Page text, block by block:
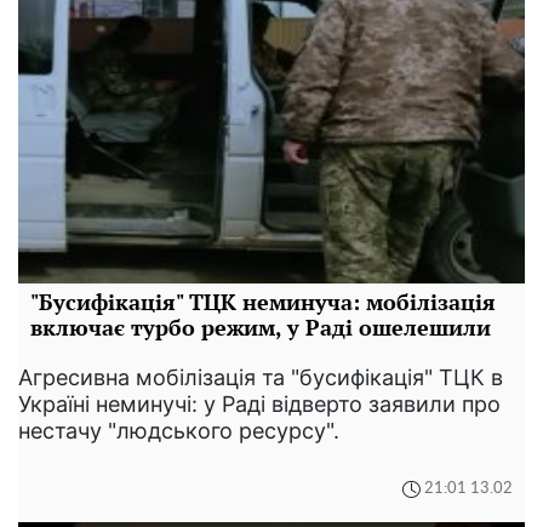
"Бусифікація" ТЦК неминуча: мобілізація
включає турбо режим, у Раді ошелешили
Агресивна мобілізація та "бусифікація" ТЦК в
Україні неминучі: у Раді відверто заявили про
нестачу "людського ресурсу".
21:01 13.02